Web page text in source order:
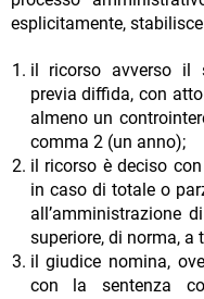
esplicitamente,
il ricorso avverso il
previa diffida, con
almeno un
comma 2 (un anno);
il ricorso è deciso
in caso di totale o
all’amministrazione
superiore, di norma, a
il giudice nomina,
con la sentenza